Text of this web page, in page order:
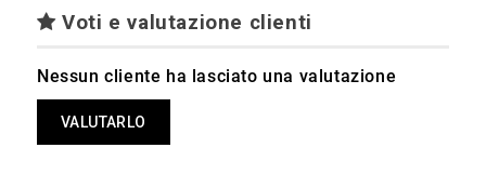
Voti e valutazione clienti
Nessun cliente ha lasciato una valutazione
VALUTARLO